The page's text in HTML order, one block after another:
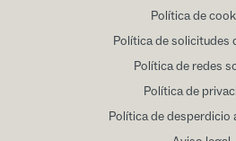
Política de
Política de solicitudes
Política de redes
Política de
Política de desperdicio